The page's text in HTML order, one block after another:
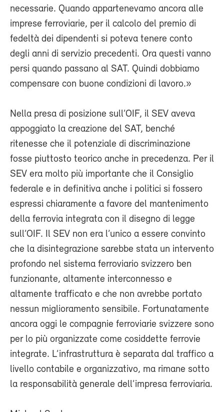
necessarie. Quando appartenevamo ancora alle
imprese ferroviarie, per il calcolo del premio di
fedeltà dei dipendenti si poteva tenere conto
degli anni di servizio precedenti. Ora questi vanno
persi quando passano al SAT. Quindi dobbiamo
compensare con buone condizioni di lavoro.»
Nella presa di posizione sull’OIF, il SEV aveva
appoggiato la creazione del SAT, benché
ritenesse che il potenziale di discriminazione
fosse piuttosto teorico anche in precedenza. Per il
SEV era molto più importante che il Consiglio
federale e in definitiva anche i politici si fossero
espressi chiaramente a favore del mantenimento
della ferrovia integrata con il disegno di legge
sull’OIF. Il SEV non era l’unico a essere convinto
che la disintegrazione sarebbe stata un intervento
profondo nel sistema ferroviario svizzero ben
funzionante, altamente interconnesso e
altamente trafficato e che non avrebbe portato
nessun miglioramento sensibile. Fortunatamente
ancora oggi le compagnie ferroviarie svizzere sono
per lo più organizzate come cosiddette ferrovie
integrate. L’infrastruttura è separata dal traffico a
livello contabile e organizzativo, ma rimane sotto
la responsabilità generale dell’impresa ferroviaria.